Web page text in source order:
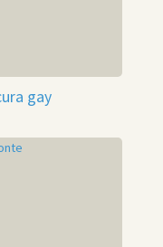
gay